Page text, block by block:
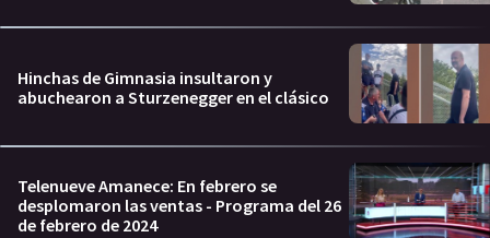
Hinchas de Gimnasia insultaron y
abuchearon a Sturzenegger en el clásico
Telenueve Amanece: En febrero se
desplomaron las ventas - Programa del 26
de febrero de 2024